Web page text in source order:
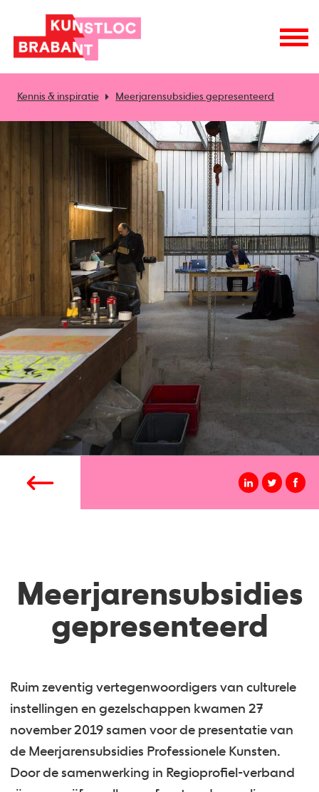
Kennis & inspiratie Meerjarensubsidies gepresenteerd
Meerjarensubsidies
gepresenteerd
Ruim zeventig vertegenwoordigers van culturele
instellingen en gezelschappen kwamen 27
november 2019 samen voor de presentatie van
de Meerjarensubsidies Professionele Kunsten.
Door de samenwerking in Regioprofiel-verband